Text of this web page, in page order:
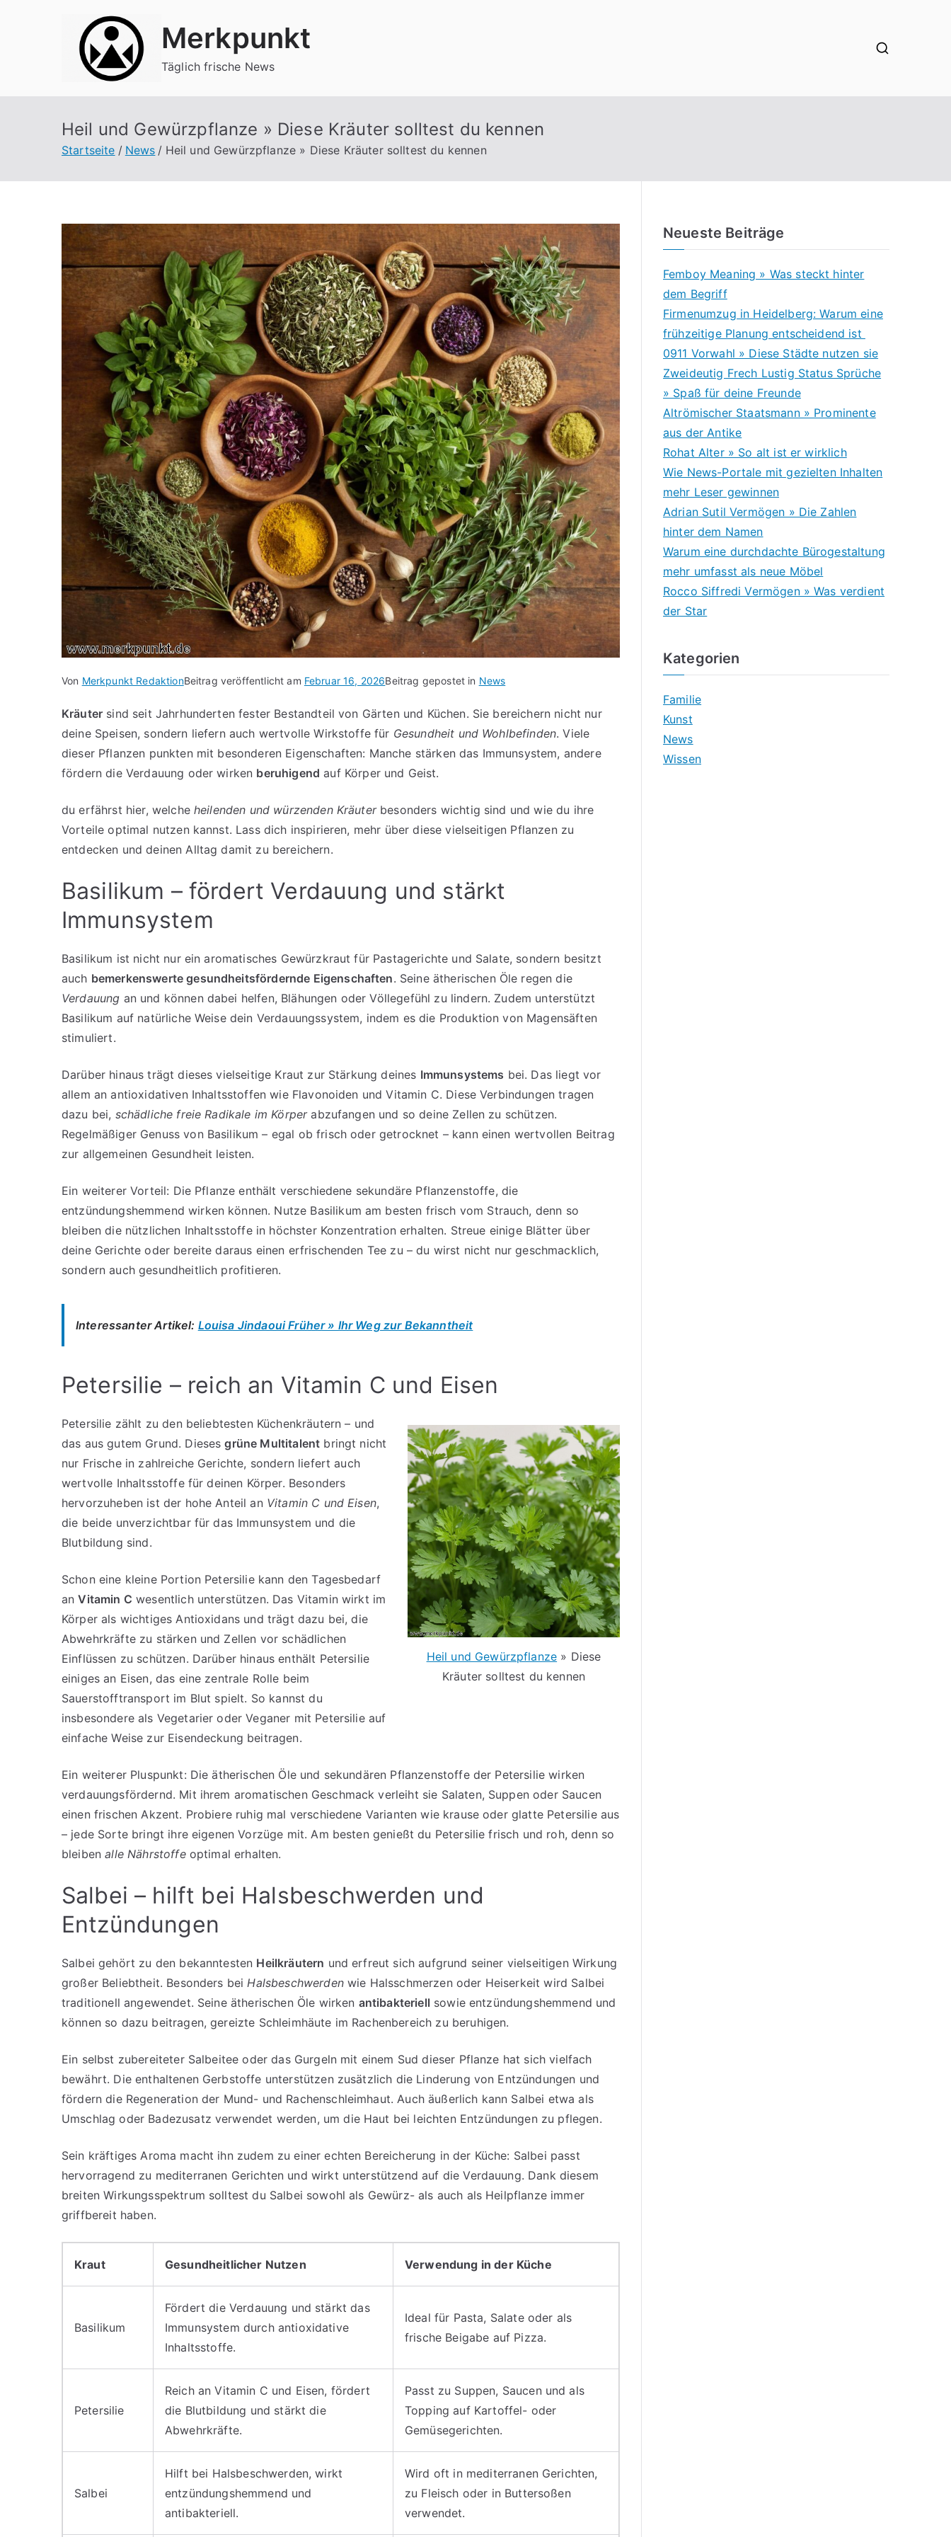
Merkpunkt
Täglich frische News
Heil und Gewürzpflanze » Diese Kräuter solltest du kennen
Startseite News Heil und Gewürzpflanze » Diese Kräuter solltest du kennen
Von Merkpunkt RedaktionBeitrag veröffentlicht am Februar 16, 2026Beitrag gepostet in News
Kräuter sind seit Jahrhunderten fester Bestandteil von Gärten und Küchen. Sie bereichern nicht nur
deine Speisen, sondern liefern auch wertvolle Wirkstoffe für Gesundheit und Wohlbefinden. Viele
dieser Pflanzen punkten mit besonderen Eigenschaften: Manche stärken das Immunsystem, andere
fördern die Verdauung oder wirken beruhigend auf Körper und Geist.
du erfährst hier, welche heilenden und würzenden Kräuterbesonders wichtig sind und wie du ihre
Vorteile optimal nutzen kannst. Lass dich inspirieren, mehr über diese vielseitigen Pflanzen zu
entdecken und deinen Alltag damit zu bereichern.
Basilikum – fördert Verdauung und stärkt
Immunsystem
Basilikum ist nicht nur ein aromatisches Gewürzkraut für Pastagerichte und Salate, sondern besitzt
auch bemerkenswerte gesundheitsfördernde Eigenschaften. Seine ätherischen Öle regen die
Verdauung an und können dabei helfen, Blähungen oder Völlegefühl zu lindern. Zudem unterstützt
Basilikum auf natürliche Weise dein Verdauungssystem, indem es die Produktion von Magensäften
stimuliert.
Darüber hinaus trägt dieses vielseitige Kraut zur Stärkung deines Immunsystems bei. Das liegt vor
allem an antioxidativen Inhaltsstoffen wie Flavonoiden und Vitamin C. Diese Verbindungen tragen
dazu bei, schädliche freie Radikale im Körperabzufangen und so deine Zellen zu schützen.
Regelmäßiger Genuss von Basilikum – egal ob frisch oder getrocknet – kann einen wertvollen Beitrag
zur allgemeinen Gesundheit leisten.
Ein weiterer Vorteil: Die Pflanze enthält verschiedene sekundäre Pflanzenstoffe, die
entzündungshemmend wirken können. Nutze Basilikum am besten frisch vom Strauch, denn so
bleiben die nützlichen Inhaltsstoffe in höchster Konzentration erhalten. Streue einige Blätter über
deine Gerichte oder bereite daraus einen erfrischenden Tee zu – du wirst nicht nur geschmacklich,
sondern auch gesundheitlich profitieren.
Interessanter Artikel: Louisa Jindaoui Früher » Ihr Weg zur Bekanntheit
Petersilie – reich an Vitamin C und Eisen
Heil und Gewürzpflanze » Diese
Kräuter solltest du kennen
Petersilie zählt zu den beliebtesten Küchenkräutern – und
das aus gutem Grund. Diesesgrüne Multitalent bringt nicht
nur Frische in zahlreiche Gerichte, sondern liefert auch
wertvolle Inhaltsstoffe für deinen Körper. Besonders
hervorzuheben ist der hohe Anteil an Vitamin C und Eisen,
die beide unverzichtbar für das Immunsystem und die
Blutbildung sind.
Schon eine kleine Portion Petersilie kann den Tagesbedarf
anVitamin C wesentlich unterstützen. Das Vitamin wirkt im
Körper als wichtiges Antioxidans und trägt dazu bei, die
Abwehrkräfte zu stärken und Zellen vor schädlichen
Einflüssen zu schützen. Darüber hinaus enthält Petersilie
einiges an Eisen, das eine zentrale Rolle beim
Sauerstofftransport im Blut spielt. So kannst du
insbesondere als Vegetarier oder Veganer mit Petersilie auf
einfache Weise zur Eisendeckung beitragen.
Ein weiterer Pluspunkt: Die ätherischen Öle und sekundären Pflanzenstoffe der Petersilie wirken
verdauungsfördernd. Mit ihrem aromatischen Geschmack verleiht sie Salaten, Suppen oder Saucen
einen frischen Akzent. Probiere ruhig mal verschiedene Varianten wie krause oder glatte Petersilie aus
– jede Sorte bringt ihre eigenen Vorzüge mit. Am besten genießt du Petersilie frisch und roh, denn so
bleibenalle Nährstoffeoptimal erhalten.
Salbei – hilft bei Halsbeschwerden und
Entzündungen
Salbei gehört zu den bekanntesten Heilkräutern und erfreut sich aufgrund seiner vielseitigen Wirkung
großer Beliebtheit. Besonders beiHalsbeschwerdenwie Halsschmerzen oder Heiserkeit wird Salbei
traditionell angewendet. Seine ätherischen Öle wirken antibakteriell sowie entzündungshemmend und
können so dazu beitragen, gereizte Schleimhäute im Rachenbereich zu beruhigen.
Ein selbst zubereiteter Salbeitee oder das Gurgeln mit einem Sud dieser Pflanze hat sich vielfach
bewährt. Die enthaltenen Gerbstoffe unterstützen zusätzlich die Linderung von Entzündungen und
fördern die Regeneration der Mund- und Rachenschleimhaut. Auch äußerlich kann Salbei etwa als
Umschlag oder Badezusatz verwendet werden, um die Haut bei leichten Entzündungen zu pflegen.
Sein kräftiges Aroma macht ihn zudem zu einer echten Bereicherung in der Küche: Salbei passt
hervorragend zu mediterranen Gerichten und wirkt unterstützend auf die Verdauung. Dank diesem
breiten Wirkungsspektrum solltest du Salbei sowohl als Gewürz- als auch als Heilpflanze immer
griffbereit haben.
Kraut Gesundheitlicher Nutzen Verwendung in der Küche
Basilikum
Fördert die Verdauung und stärkt das
Immunsystem durch antioxidative
Inhaltsstoffe.
Ideal für Pasta, Salate oder als
frische Beigabe auf Pizza.
Petersilie
Reich an Vitamin C und Eisen, fördert
die Blutbildung und stärkt die
Abwehrkräfte.
Passt zu Suppen, Saucen und als
Topping auf Kartoffel- oder
Gemüsegerichten.
Salbei
Hilft bei Halsbeschwerden, wirkt
entzündungshemmend und
antibakteriell.
Wird oft in mediterranen Gerichten,
zu Fleisch oder in Buttersoßen
verwendet.
Neueste Beiträge
Femboy Meaning » Was steckt hinter
dem Begriff
Firmenumzug in Heidelberg: Warum eine
frühzeitige Planung entscheidend ist
0911 Vorwahl » Diese Städte nutzen sie
Zweideutig Frech Lustig Status Sprüche
» Spaß für deine Freunde
Altrömischer Staatsmann » Prominente
aus der Antike
Rohat Alter » So alt ist er wirklich
Wie News-Portale mit gezielten Inhalten
mehr Leser gewinnen
Adrian Sutil Vermögen » Die Zahlen
hinter dem Namen
Warum eine durchdachte Bürogestaltung
mehr umfasst als neue Möbel
Rocco Siffredi Vermögen » Was verdient
der Star
Kategorien
Familie
Kunst
News
Wissen